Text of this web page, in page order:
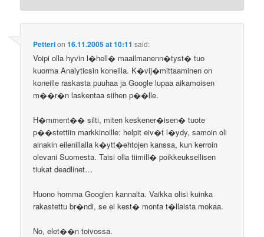
Petterion16.11.2005 at 10:11 said:
Voipi olla hyvin l�hell� maailmanenn�tyst� tuo
kuorma Analyticsin koneilla. K�vij�mittaaminen on
koneille raskasta puuhaa ja Google lupaa aikamoisen
m��r�n laskentaa siihen p��lle.
H�mment�� silti, miten keskener�isen� tuote
p��stettiin markkinoille: helpit eiv�t l�ydy, samoin oli
ainakin eilenillalla k�ytt�ehtojen kanssa, kun kerroin
olevani Suomesta. Taisi olla tiimill� poikkeuksellisen
tiukat deadlinet…
Huono homma Googlen kannalta. Vaikka olisi kuinka
rakastettu br�ndi, se ei kest� monta t�llaista mokaa.
No, elet��n toivossa.